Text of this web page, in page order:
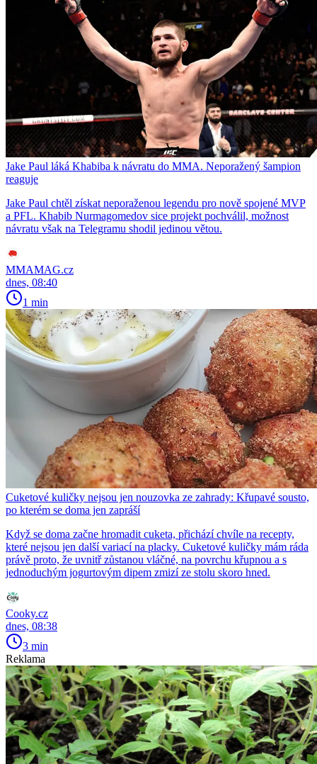
Jake Paul láká Khabiba k návratu do MMA. Neporažený šampion
reaguje
Jake Paul chtěl získat neporaženou legendu pro nově spojené MVP
a PFL. Khabib Nurmagomedov sice projekt pochválil, možnost
návratu však na Telegramu shodil jedinou větou.
MMAMAG.cz
dnes, 08:40
1 min
Cuketové kuličky nejsou jen nouzovka ze zahrady: Křupavé sousto,
po kterém se doma jen zapráší
Když se doma začne hromadit cuketa, přichází chvíle na recepty,
které nejsou jen další variací na placky. Cuketové kuličky mám ráda
právě proto, že uvnitř zůstanou vláčné, na povrchu křupnou a s
jednoduchým jogurtovým dipem zmizí ze stolu skoro hned.
Cooky.cz
dnes, 08:38
3 min
Reklama